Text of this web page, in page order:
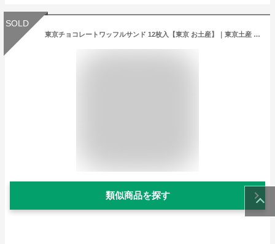
SOLD
東京チョコレートワッフルサンド 12枚入【東京 お土産】｜東京土産 クッキー 関東 東京お土産 おみやげ みやげ お菓子 スイーツ 国内土産 日本 洋菓子 東京 帰省土産 お取り寄せ 手土産 贈り物 ギフト お取り寄せグルメ
類似商品を探す